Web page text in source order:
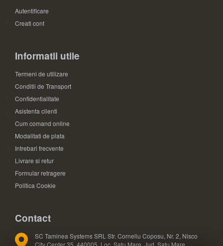
Autentificare
Creati cont
Informatii utile
Termeni de utilizare
Conditii de Transport
Confidentialitate
Asistenta clienti
Cum comand online
Modalitati de plata
Intrebari frecvente
Livrare si retur
Formular retragere
Politica Cookie
Contact
SC Taminea Systems SRL Str. Corneliu Coposu, Nr. 2, Nisco
City Center 35, 440005, Loc. Satu Mare, Jud. Satu Mare,